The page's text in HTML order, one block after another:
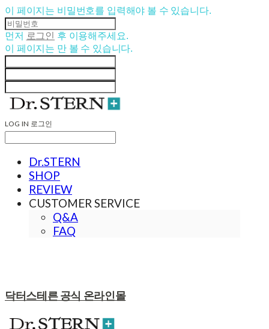
이 페이지는 비밀번호를 입력해야 볼 수 있습니다.
먼저 로그인
후 이용해주세요.
이 페이지는 만 볼 수 있습니다.
LOG IN 로그인
Dr.STERN
SHOP
REVIEW
CUSTOMER SERVICE
Q&A
FAQ
닥터스테른 공식 온라인몰